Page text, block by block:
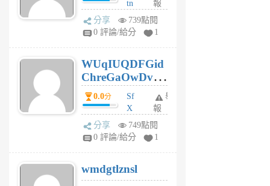
tn
jt
gl
個
月
前
報
分享
739點閱
0 評論/給分
1
WUqIUQDFGid
ChreGaOwDv
dY0.0分
Sf
X
Pe
Jc
R
P
舉
報
分享
749點閱
0 評論/給分
1
wmdgtlznsl